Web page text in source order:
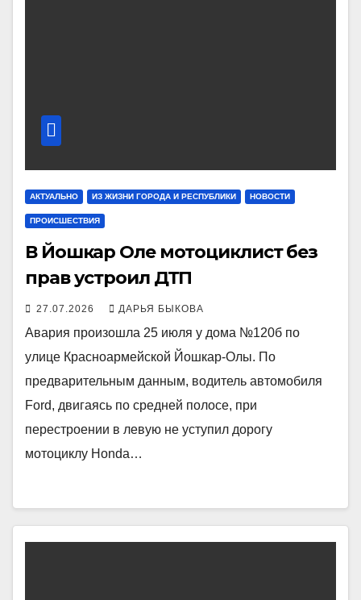
АКТУАЛЬНО ИЗ ЖИЗНИ ГОРОДА И РЕСПУБЛИКИ НОВОСТИ
ПРОИСШЕСТВИЯ
В Йошкар Оле мотоциклист без
прав устроил ДТП
27.07.2026 ДАРЬЯ БЫКОВА
Авария произошла 25 июля у дома №120б по
улице Красноармейской Йошкар-Олы. По
предварительным данным, водитель автомобиля
Ford, двигаясь по средней полосе, при
перестроении в левую не уступил дорогу
мотоциклу Honda…